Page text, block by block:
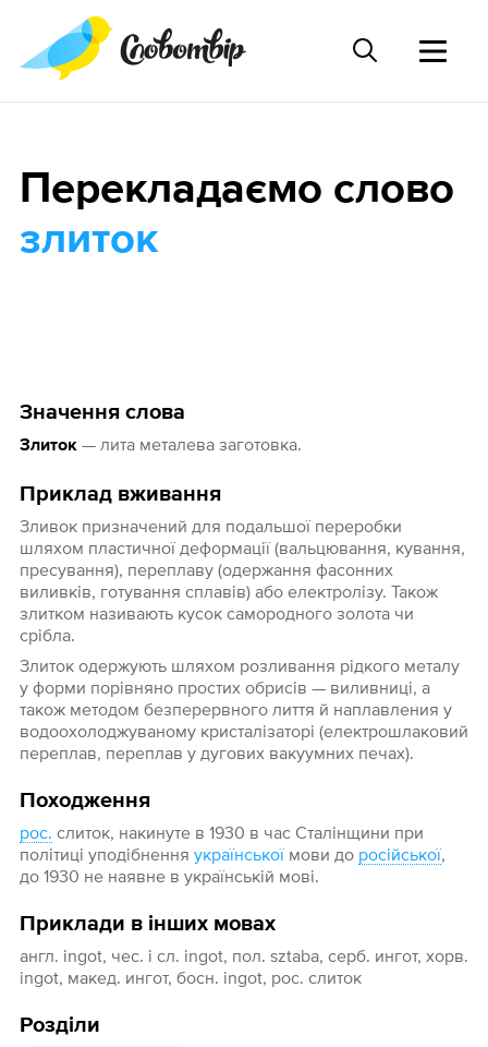
Значення слова
Злиток— лита металева заготовка.
Приклад вживання
Зливок призначений для подальшої переробки
шляхом пластичної деформації (вальцювання, кування,
пресування), переплаву (одержання фасонних
виливків, готування сплавів) або електролізу. Також
злитком називають кусок самородного золота чи
срібла.
Злиток одержують шляхом розливання рідкого металу
у форми порівняно простих обрисів — виливниці, а
також методом безперервного лиття й наплавления у
водоохолоджуваному кристалізаторі (електрошлаковий
переплав, переплав у дугових вакуумних печах).
Походження
рос. слиток, накинуте в 1930 в час Сталінщини при
політиці уподібнення українськоїмови до російської,
до 1930 не наявне в українській мові.
Приклади в інших мовах
англ. ingot, чес. і сл. ingot, пол. sztaba, серб. ингот, хорв.
ingot, макед. ингот, босн. ingot, рос. слиток
Розділи
Перекладаємо слово
злиток